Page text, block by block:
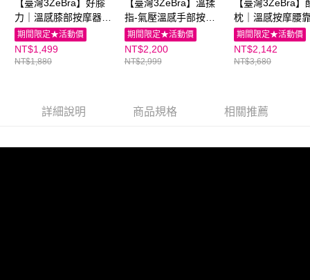
【臺灣3ZeBra】好膝
力｜溫感膝部按摩器｜
親子家庭嚴選館
期間限定★活動價
NT$1,499
NT$1,880
【臺灣3ZeBra】溫揉
指-氣壓溫感手部按摩
機｜親子家庭嚴選館
期間限定★活動價
NT$2,200
NT$2,999
【臺灣3ZeBra】
枕｜溫感按摩腰
（三合一按摩枕
子家庭嚴選館
期間限定★活動價
NT$2,142
NT$3,680
詳細說明 商品規格 相關推薦